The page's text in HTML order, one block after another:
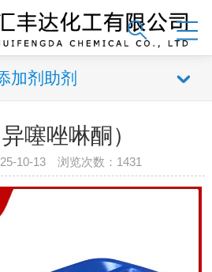
加剂助剂
噻唑啉酮）
10-13 浏览次数：1431